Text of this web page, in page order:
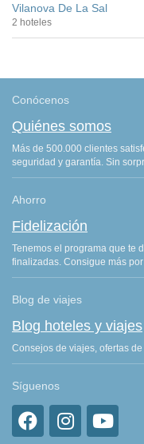
Vilanova De La Sal
2 hoteles
Conócenos
Quiénes somos
Más de 500.000 clientes
seguridad y garantía. Sin
Ahorro
Fidelización
Tenemos el programa que te
finalizadas. Consigue más
Blog de viajes
Blog hoteles y viajes
Consejos de viajes, ofertas
Síguenos